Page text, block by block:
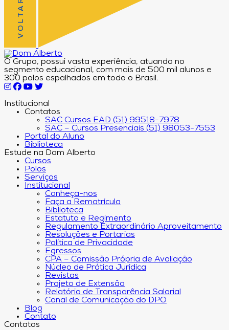
O Grupo, possui vasta experiência, atuando no
segmento educacional, com mais de 500 mil alunos e
300 polos espalhados em todo o Brasil.
Institucional
Contatos
SAC Cursos EAD (51) 99518-7978
SAC – Cursos Presenciais (51) 98053-7553
Portal do Aluno
Biblioteca
Estude na Dom Alberto
Cursos
Polos
Serviços
Institucional
Conheça-nos
Faça a Rematrícula
Biblioteca
Estatuto e Regimento
Regulamento Extraordinário Aproveitamento
Resoluções e Portarias
Política de Privacidade
Egressos
CPA – Comissão Própria de Avaliação
Núcleo de Prática Jurídica
Revistas
Projeto de Extensão
Relatório de Transparência Salarial
Canal de Comunicação do DPO
Blog
Contato
Contatos